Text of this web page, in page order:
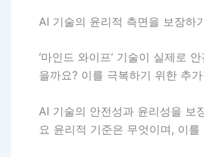
AI 기술의 윤리적 측면을 보장하
‘마인드 와이프’ 기술이 실제로
을까요? 이를 극복하기 위한 추
AI 기술의 안전성과 윤리성을 보
요 윤리적 기준은 무엇이며, 이